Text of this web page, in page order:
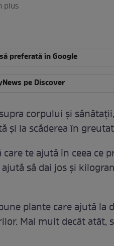
plus
preferată în Google
pe Discover
corpului şi
şi la scăderea în
te ajută în ceea ce
să dai jos şi
plante care ajută la
Mai mult decât atât,